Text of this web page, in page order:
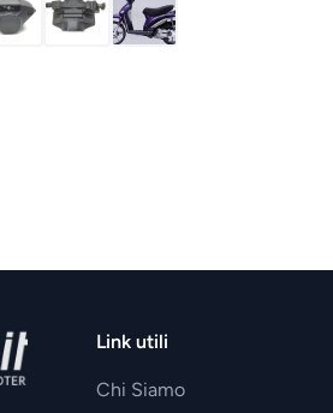
Link utili
Chi Siamo